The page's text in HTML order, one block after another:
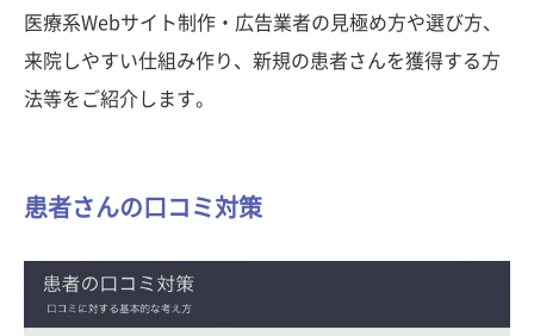
医療系Webサイト制作・広告業者の見極め方や選び方、
来院しやすい仕組み作り、新規の患者さんを獲得する方
法等をご紹介します。
患者さんの口コミ対策